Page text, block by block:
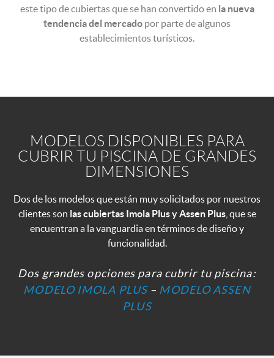
este tipo de cubiertas que se han convertido en la nueva
tendencia del mercado por parte de algunos
establecimientos turísticos.
MODELOS DISPONIBLES PARA
CUBRIR TU PISCINA DE GRANDES
DIMENSIONES
Dos de los modelos que están muy solicitados por nuestros
clientes son las cubiertas Imola Plus y Assen Plus, que se
encuentran a la vanguardia en términos de diseño y
funcionalidad.
Dos grandes opciones para cubrir tu piscina:
MODELO IMOLA PLUS– MODELO ASSEN
PLUS